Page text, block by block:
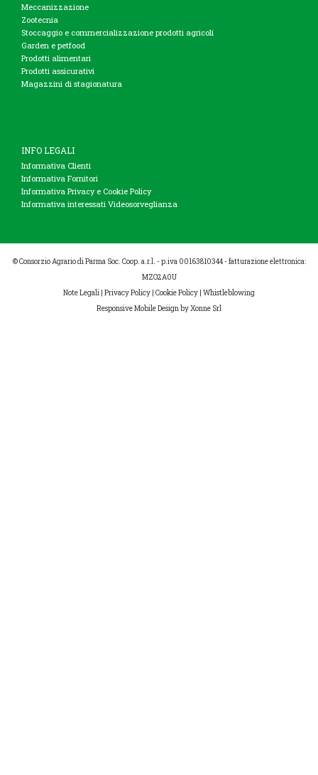
Meccanizzazione
Zootecnia
Stoccaggio e commercializzazione prodotti agricoli
Garden e petfood
Prodotti alimentari
Prodotti assicurativi
Magazzini di stagionatura
INFO LEGALI
Informativa Clienti
Informativa Fornitori
Informativa Privacy e Cookie Policy
Informativa interessati Videosorveglianza
© Consorzio Agrario di Parma Soc. Coop. a.r.l. - p.iva 00163810344 - fatturazione elettronica:
MZO2A0U
Note Legali | Privacy Policy | Cookie Policy | Whistleblowing
Responsive Mobile Design by Xonne Srl